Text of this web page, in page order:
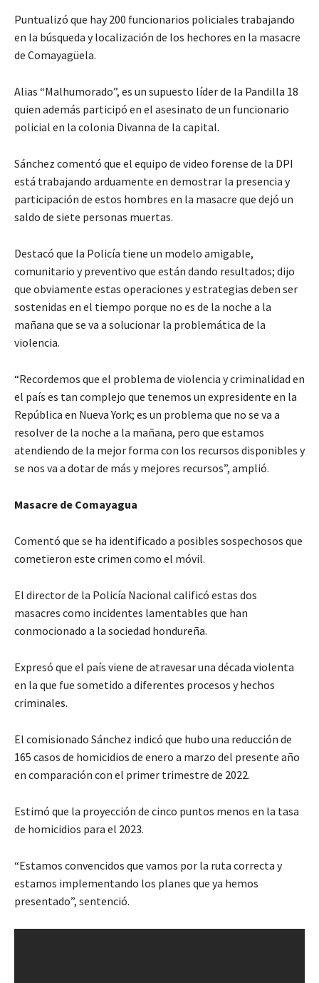
Puntualizó que hay 200 funcionarios policiales trabajando
en la búsqueda y localización de los hechores en la masacre
de Comayagüela.
Alias “Malhumorado”, es un supuesto líder de la Pandilla 18
quien además participó en el asesinato de un funcionario
policial en la colonia Divanna de la capital.
Sánchez comentó que el equipo de video forense de la DPI
está trabajando arduamente en demostrar la presencia y
participación de estos hombres en la masacre que dejó un
saldo de siete personas muertas.
Destacó que la Policía tiene un modelo amigable,
comunitario y preventivo que están dando resultados; dijo
que obviamente estas operaciones y estrategias deben ser
sostenidas en el tiempo porque no es de la noche a la
mañana que se va a solucionar la problemática de la
violencia.
“Recordemos que el problema de violencia y criminalidad en
el país es tan complejo que tenemos un expresidente en la
República en Nueva York; es un problema que no se va a
resolver de la noche a la mañana, pero que estamos
atendiendo de la mejor forma con los recursos disponibles y
se nos va a dotar de más y mejores recursos”, amplió.
Masacre de Comayagua
Comentó que se ha identificado a posibles sospechosos que
cometieron este crimen como el móvil.
El director de la Policía Nacional calificó estas dos
masacres como incidentes lamentables que han
conmocionado a la sociedad hondureña.
Expresó que el país viene de atravesar una década violenta
en la que fue sometido a diferentes procesos y hechos
criminales.
El comisionado Sánchez indicó que hubo una reducción de
165 casos de homicidios de enero a marzo del presente año
en comparación con el primer trimestre de 2022.
Estimó que la proyección de cinco puntos menos en la tasa
de homicidios para el 2023.
“Estamos convencidos que vamos por la ruta correcta y
estamos implementando los planes que ya hemos
presentado”, sentenció.